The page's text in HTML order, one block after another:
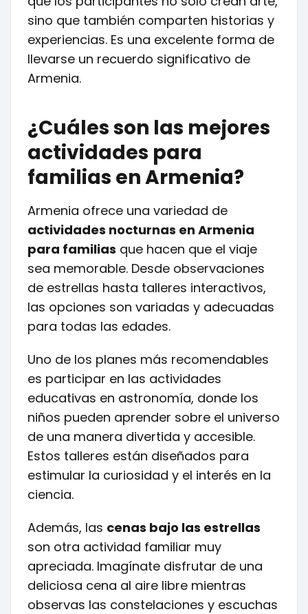
sino que también comparten historias y
experiencias. Es una excelente forma de
llevarse un recuerdo significativo de
Armenia.
¿Cuáles son las mejores
actividades para
familias en Armenia?
Armenia ofrece una variedad de
actividades nocturnas en Armenia
para familias que hacen que el viaje
sea memorable. Desde observaciones
de estrellas hasta talleres interactivos,
las opciones son variadas y adecuadas
para todas las edades.
Uno de los planes más recomendables
es participar en las actividades
educativas en astronomía, donde los
niños pueden aprender sobre el universo
de una manera divertida y accesible.
Estos talleres están diseñados para
estimular la curiosidad y el interés en la
ciencia.
Además, las cenas bajo las estrellas
son otra actividad familiar muy
apreciada. Imagínate disfrutar de una
deliciosa cena al aire libre mientras
observas las constelaciones y escuchas